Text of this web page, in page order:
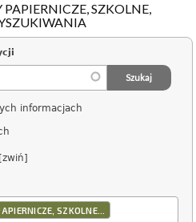
SZKOLNE,
informacjach
SZKOLNE...